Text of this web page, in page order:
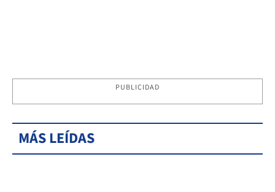
PUBLICIDAD
MÁS LEÍDAS